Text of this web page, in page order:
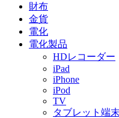
財布
金貨
電化
電化製品
HDレコーダー
iPad
iPhone
iPod
TV
タブレット端末